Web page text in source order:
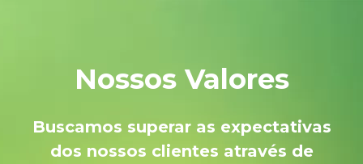
Nossos Valores
Buscamos superar as expectativas
dos nossos clientes através de